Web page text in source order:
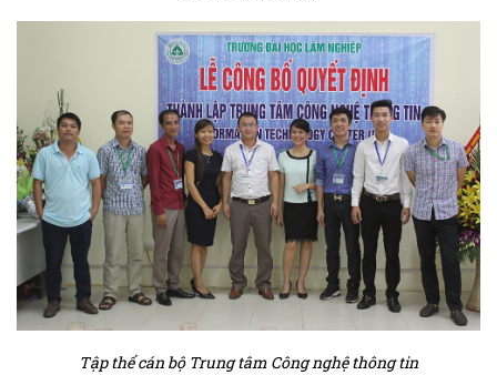
Tập thể cán bộ Trung tâm Công nghệ thông tin